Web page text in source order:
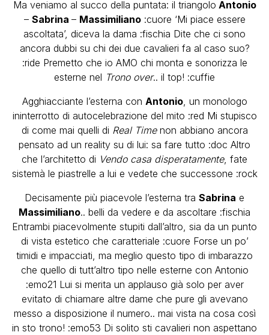
Ma veniamo al succo della puntata: il triangolo Antonio
– Sabrina – Massimiliano:cuore ‘Mi piace essere
ascoltata’, diceva la dama :fischia Dite che ci sono
ancora dubbi su chi dei due cavalieri fa al caso suo?
:ride Premetto che io AMO chi monta e sonorizza le
esterne nel Trono over.. il top! :cuffie
Agghiacciante l’esterna con Antonio, un monologo
ininterrotto di autocelebrazione del mito :red Mi stupisco
di come mai quelli di Real Timenon abbiano ancora
pensato ad un reality su di lui: sa fare tutto :doc Altro
che l’architetto di Vendo casa disperatamente, fate
sistemà le piastrelle a lui e vedete che successone :rock
Decisamente più piacevole l’esterna tra Sabrina e
Massimiliano.. belli da vedere e da ascoltare :fischia
Entrambi piacevolmente stupiti dall’altro, sia da un punto
di vista estetico che caratteriale :cuore Forse un po’
timidi e impacciati, ma meglio questo tipo di imbarazzo
che quello di tutt’altro tipo nelle esterne con Antonio
:emo21 Lui si merita un applauso già solo per aver
evitato di chiamare altre dame che pure gli avevano
messo a disposizione il numero.. mai vista na cosa così
in sto trono! :emo53 Di solito sti cavalieri non aspettano